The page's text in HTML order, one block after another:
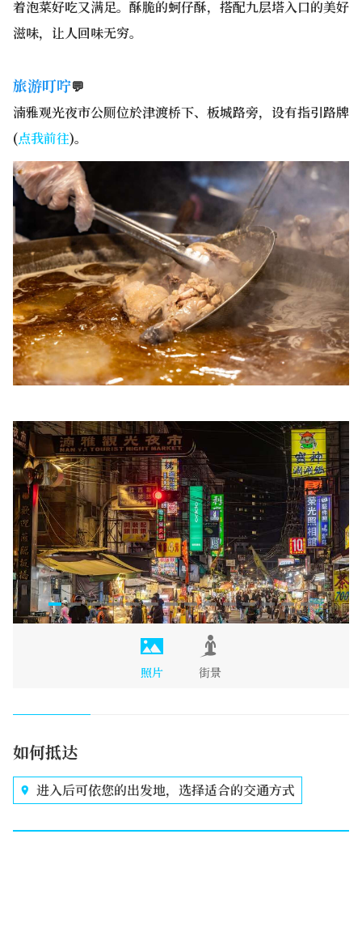
着泡菜好吃又满足。酥脆的蚵仔酥，搭配九层塔入口的美好
滋味，让人回味无穷。
旅游叮咛💬
湳雅观光夜市公厕位於津渡桥下、板城路旁，设有指引路牌
(点我前往)。
照片 街景
如何抵达
进入后可依您的出发地，选择适合的交通方式